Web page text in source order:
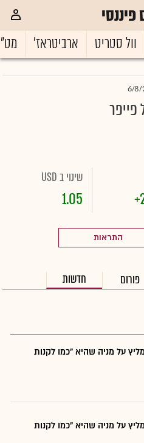
פיננסי
וול סטריט ארביטראז'
6/8/
פייפר
שינוי ב USD
1.05
התראות
פורום חדשות
על מניה שהיא "כמו לקנות
על מניה שהיא "כמו לקנות